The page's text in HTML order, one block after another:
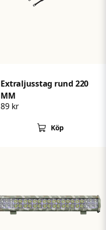
Extraljusstag rund 220
MM
89 kr
Köp